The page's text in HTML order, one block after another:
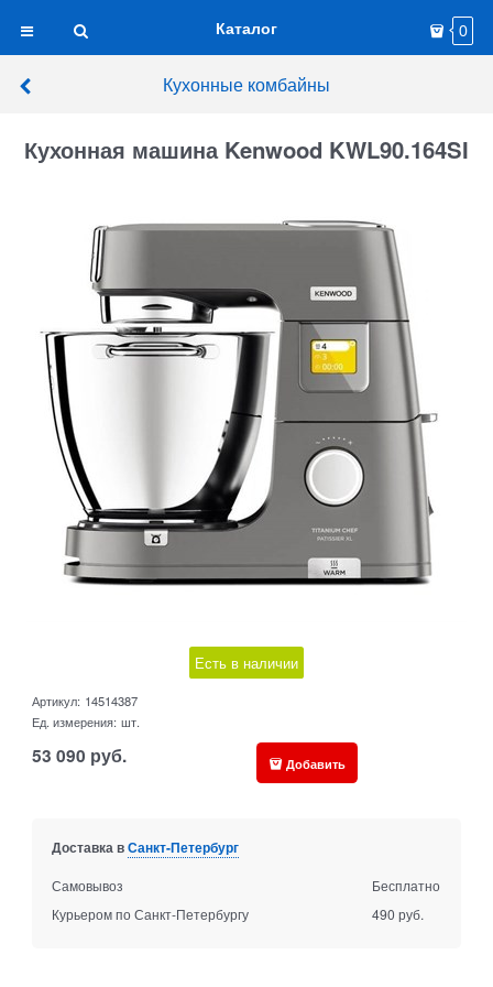
Каталог 0
Кухонные комбайны
Кухонная машина Kenwood KWL90.164SI
Есть в наличии
Артикул: 14514387
Ед. измерения: шт.
53 090 руб. Добавить
Доставка вСанкт-Петербург
Самовывоз
Бесплатно
Курьером по Санкт-Петербургу
490 руб.